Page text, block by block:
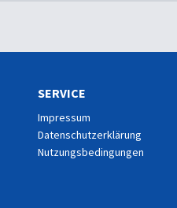
SERVICE
Impressum
Datenschutzerklärung
Nutzungsbedingungen